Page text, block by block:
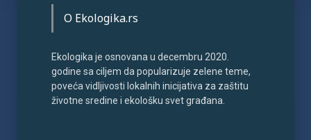
O Ekologika.rs
Ekologika je osnovana u decembru 2020.
godine sa ciljem da popularizuje zelene teme,
poveća vidljivosti lokalnih inicijativa za zaštitu
životne sredine i ekološku svet građana.